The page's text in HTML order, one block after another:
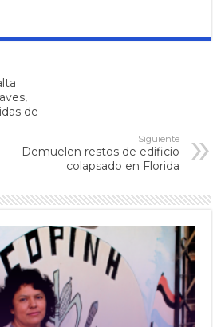
de
Siguiente
Demuelen restos de edificio
colapsado en Florida